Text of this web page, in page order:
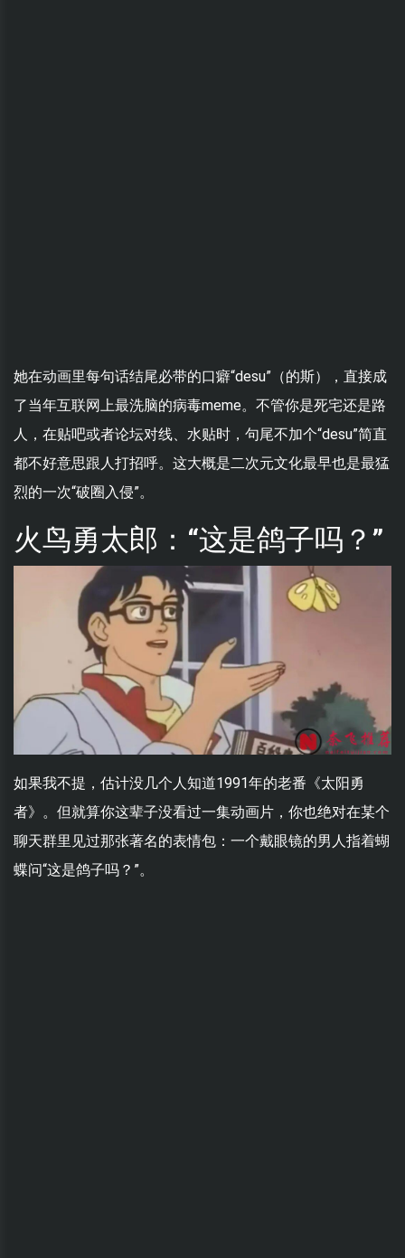
她在动画里每句话结尾必带的口癖“desu”（的斯），直接成
了当年互联网上最洗脑的病毒meme。不管你是死宅还是路
人，在贴吧或者论坛对线、水贴时，句尾不加个“desu”简直
都不好意思跟人打招呼。这大概是二次元文化最早也是最猛
烈的一次“破圈入侵”。
火鸟勇太郎：“这是鸽子吗？”
如果我不提，估计没几个人知道1991年的老番《太阳勇
者》。但就算你这辈子没看过一集动画片，你也绝对在某个
聊天群里见过那张著名的表情包：一个戴眼镜的男人指着蝴
蝶问“这是鸽子吗？”。